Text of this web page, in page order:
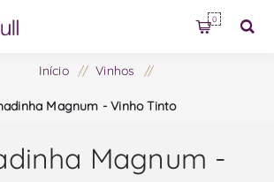
0
Início / Vinhos /
Magnum - Vinho Tinto
Magnum -